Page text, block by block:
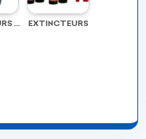
EXTINCTEURS MOBILES À 50 À EAU ET À POUDRE EXTINCTEURS